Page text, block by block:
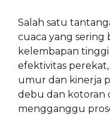
Salah satu
cuaca yang
kelembapan
efektivitas
umur dan kinerja
debu dan kotoran
mengganggu